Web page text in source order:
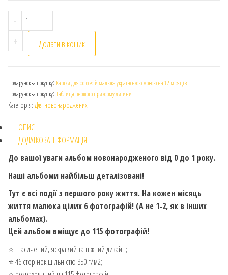
-
Альбом-анкета для новонародженного "Перший
+
Додати в кошик
Подарунок за покупку: Картки для фотосесій малюка українською мовою на 12 місяців
Подарунок за покупку: Таблиця першого прикорму дитини
Категорія: Для новонароджених
ОПИС
ДОДАТКОВА ІНФОРМАЦІЯ
До вашої уваги альбом новонародженого від 0 до 1 року.
Наші альбоми найбільш деталізовані!
Тут є всі події з першого року життя. На кожен місяць
життя малюка цілих 6 фотографій! (А не 1-2, як в інших
альбомах).⠀
Цей альбом вміщує до 115 фотографій!
⭐️ насичений, яскравий та ніжний дизайн;
⭐️ 46 сторінок щільністю 350 г/м2;